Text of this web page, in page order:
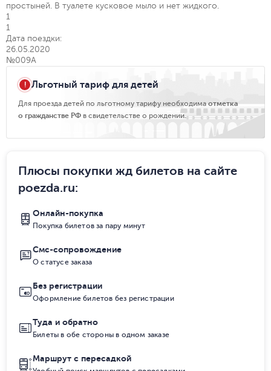
простыней. В туалете кусковое мыло и нет жидкого.
1
1
Дата поездки:
26.05.2020
№009А
Льготный тариф для детей
Для проезда детей по льготному тарифу необходима отметка
о гражданстве РФ в свидетельстве о рождении.
Плюсы покупки жд билетов на сайте
poezda.ru:
Онлайн-покупка
Покупка билетов за пару минут
Смс-сопровождение
О статусе заказа
Без регистрации
Оформление билетов без регистрации
Туда и обратно
Билеты в обе стороны в одном заказе
Маршрут с пересадкой